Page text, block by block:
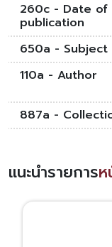
260c - Date of
publication
650a - Subject
110a - Author
887a -
แนะนำรายการ